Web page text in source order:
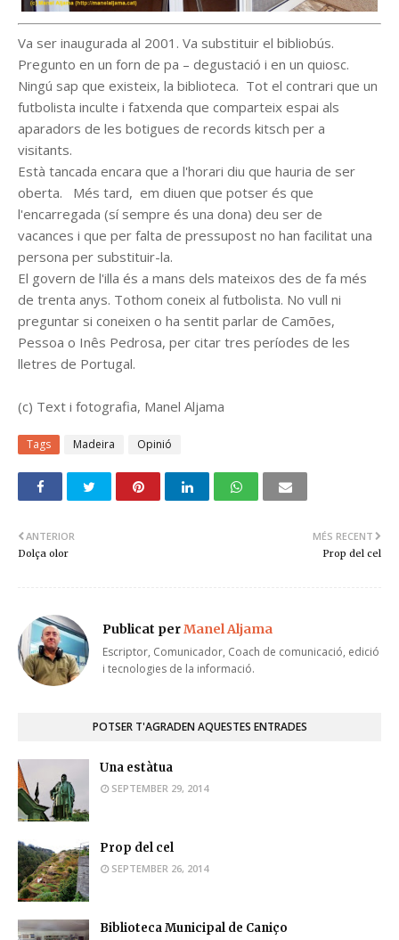
Va ser inaugurada al 2001. Va substituir el bibliobús.
Pregunto en un forn de pa – degustació i en un quiosc.
Ningú sap que existeix, la biblioteca. Tot el contrari que un
futbolista inculte i fatxenda que comparteix espai als
aparadors de les botigues de records kitsch per a
visitants.
Està tancada encara que a l'horari diu que hauria de ser
oberta. Més tard, em diuen que potser és que
l'encarregada (sí sempre és una dona) deu ser de
vacances i que per falta de pressupost no han facilitat una
persona per substituir-la.
El govern de l'illa és a mans dels mateixos des de fa més
de trenta anys. Tothom coneix al futbolista. No vull ni
preguntar si coneixen o ha sentit parlar de Camões,
Pessoa o Inês Pedrosa, per citar tres períodes de les
lletres de Portugal.
(c) Text i fotografia, Manel Aljama
Tags Madeira Opinió
MÉS RECENT
Prop del cel
ANTERIOR
Dolça olor
Publicat perManel Aljama
Escriptor, Comunicador, Coach de comunicació, edició
i tecnologies de la informació.
POTSER T'AGRADEN AQUESTES ENTRADES
Una estàtua
SEPTEMBER 29, 2014
Prop del cel
SEPTEMBER 26, 2014
Biblioteca Municipal de Caniço